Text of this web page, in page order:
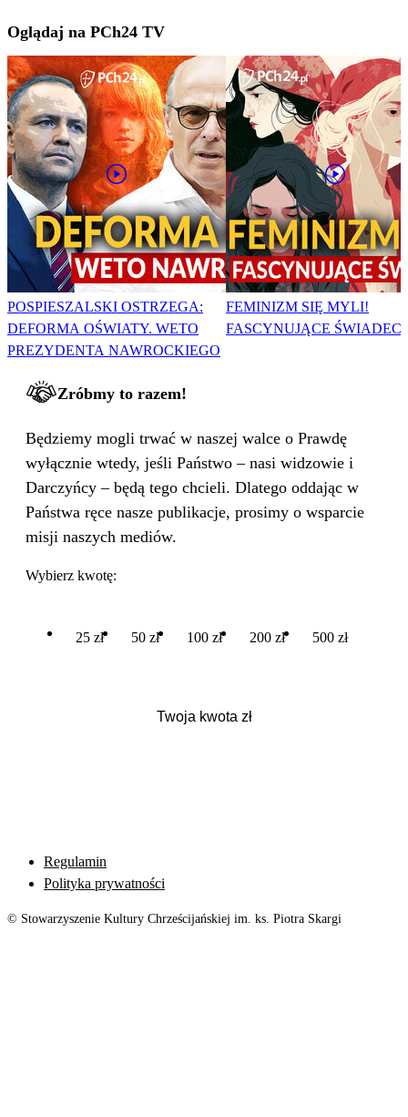
Oglądaj na PCh24 TV
POSPIESZALSKI OSTRZEGA:
DEFORMA OŚWIATY. WETO
PREZYDENTA NAWROCKIEGO
FEMINIZM SIĘ MYLI!
FASCYNUJĄCE
Zróbmy to razem!
Będziemy mogli trwać w naszej walce o Prawdę
wyłącznie wtedy, jeśli Państwo – nasi widzowie i
Darczyńcy – będą tego chcieli. Dlatego oddając w
Państwa ręce nasze publikacje, prosimy o wsparcie
misji naszych mediów.
Wybierz kwotę:
25 zł 50 zł 100 zł 200 zł 500 zł
Regulamin
Polityka prywatności
© Stowarzyszenie Kultury Chrześcijańskiej im. ks. Piotra Skargi